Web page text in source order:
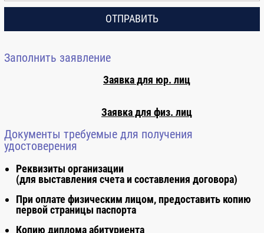
ОТПРАВИТЬ
Заполнить заявление
Заявка для юр. лиц
Заявка для физ. лиц
Документы требуемые для получения
удостоверения
Реквизиты организации
(для выставления счета и составления договора)
При оплате физическим лицом, предоставить копию
первой страницы паспорта
Копию диплома абитуриента